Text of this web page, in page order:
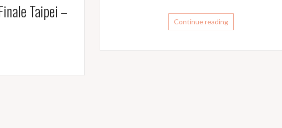
Taipei –
Continue reading